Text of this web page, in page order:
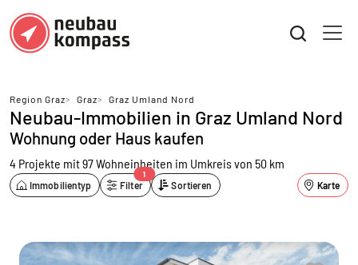
Region Graz> Graz> Graz Umland Nord
Neubau-Immobilien in Graz Umland Nord
Wohnung oder Haus kaufen
4 Projekte mit 97 Wohneinheiten im Umkreis von 50 km
Immobilientyp Filter
1
Sortieren Karte